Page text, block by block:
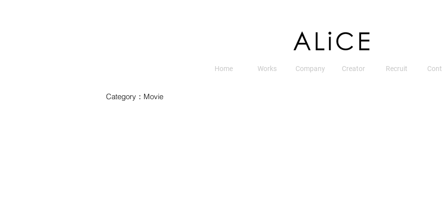
Home Works Company Creator Recruit
Category：Movie